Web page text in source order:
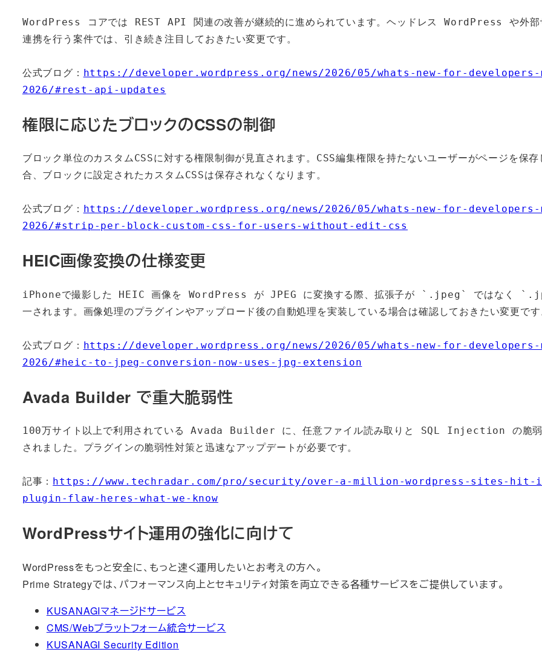
WordPress コアでは REST API 関連の改善が継続的に進められています。ヘッドレス WordPress や外部
連携を行う案件では、引き続き注目しておきたい変更です。
公式ブログ： https://developer.wordpress.org/news/2026/05/whats-new-for-developers-
2026/#rest-api-updates
権限に応じたブロックのCSSの制御
ブロック単位のカスタムCSSに対する権限制御が見直されます。CSS編集権限を持たないユーザーがページを保存
合、ブロックに設定されたカスタムCSSは保存されなくなります。
公式ブログ： https://developer.wordpress.org/news/2026/05/whats-new-for-developers-
2026/#strip-per-block-custom-css-for-users-without-edit-css
HEIC画像変換の仕様変更
iPhoneで撮影した HEIC 画像を WordPress が JPEG に変換する際、拡張子が `.jpeg` ではなく
一されます。画像処理のプラグインやアップロード後の自動処理を実装している場合は確認しておきたい変更です
公式ブログ： https://developer.wordpress.org/news/2026/05/whats-new-for-developers-
2026/#heic-to-jpeg-conversion-now-uses-jpg-extension
Avada Builder で重大脆弱性
100万サイト以上で利用されている Avada Builder に、任意ファイル読み取りと SQL Injection の脆弱
されました。プラグインの脆弱性対策と迅速なアップデートが必要です。
記事： https://www.techradar.com/pro/security/over-a-million-wordpress-sites-hit-
plugin-flaw-heres-what-we-know
WordPressサイト運用の強化に向けて
WordPressをもっと安全に、もっと速く運用したいとお考えの方へ。
Prime Strategyでは、パフォーマンス向上とセキュリティ対策を両立できる各種サービスをご提供しています。
KUSANAGIマネージドサービス
CMS/Webプラットフォーム統合サービス
KUSANAGI Security Edition